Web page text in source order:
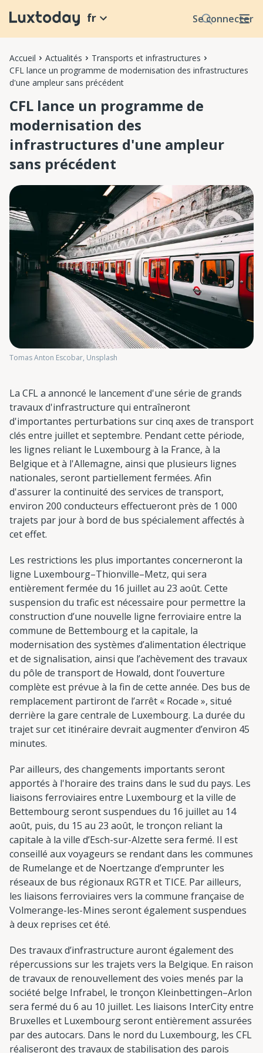
Se connecter
fr
Accueil Actualités
Transports et infrastructures
CFL lance un programme de modernisation des infrastructures
d'une ampleur sans précédent
CFL lance un programme de
modernisation des
infrastructures d'une ampleur
sans précédent
Tomas Anton Escobar, Unsplash
La CFL a annoncé le lancement d'une série de grands
travaux d'infrastructure qui entraîneront
d'importantes perturbations sur cinq axes de transport
clés entre juillet et septembre. Pendant cette période,
les lignes reliant le Luxembourg à la France, à la
Belgique et à l'Allemagne, ainsi que plusieurs lignes
nationales, seront partiellement fermées. Afin
d'assurer la continuité des services de transport,
environ 200 conducteurs effectueront près de 1 000
trajets par jour à bord de bus spécialement affectés à
cet effet.
Les restrictions les plus importantes concerneront la
ligne Luxembourg–Thionville–Metz, qui sera
entièrement fermée du 16 juillet au 23 août. Cette
suspension du trafic est nécessaire pour permettre la
construction d’une nouvelle ligne ferroviaire entre la
commune de Bettembourg et la capitale, la
modernisation des systèmes d’alimentation électrique
et de signalisation, ainsi que l’achèvement des travaux
du pôle de transport de Howald, dont l’ouverture
complète est prévue à la fin de cette année. Des bus de
remplacement partiront de l’arrêt « Rocade », situé
derrière la gare centrale de Luxembourg. La durée du
trajet sur cet itinéraire devrait augmenter d’environ 45
minutes.
Par ailleurs, des changements importants seront
apportés à l'horaire des trains dans le sud du pays. Les
liaisons ferroviaires entre Luxembourg et la ville de
Bettembourg seront suspendues du 16 juillet au 14
août, puis, du 15 au 23 août, le tronçon reliant la
capitale à la ville d’Esch-sur-Alzette sera fermé. Il est
conseillé aux voyageurs se rendant dans les communes
de Rumelange et de Noertzange d’emprunter les
réseaux de bus régionaux RGTR et TICE. Par ailleurs,
les liaisons ferroviaires vers la commune française de
Volmerange-les-Mines seront également suspendues
à deux reprises cet été.
Des travaux d’infrastructure auront également des
répercussions sur les trajets vers la Belgique. En raison
de travaux de renouvellement des voies menés par la
société belge Infrabel, le tronçon Kleinbettingen–Arlon
sera fermé du 6 au 10 juillet. Les liaisons InterCity entre
Bruxelles et Luxembourg seront entièrement assurées
par des autocars. Dans le nord du Luxembourg, les CFL
réaliseront des travaux de stabilisation des parois